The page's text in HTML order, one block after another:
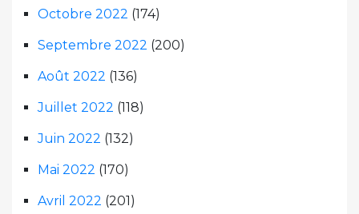
Octobre 2022 (174)
Septembre 2022 (200)
Août 2022 (136)
Juillet 2022 (118)
Juin 2022 (132)
Mai 2022 (170)
Avril 2022 (201)